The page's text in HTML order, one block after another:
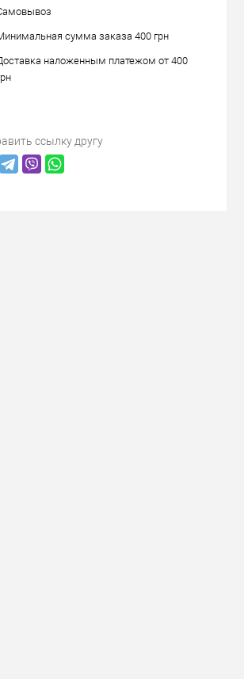
сумма заказа 400 грн
наложенным платежом от 400
ссылку другу